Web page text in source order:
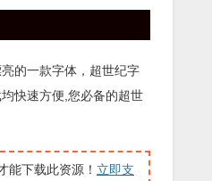
的一款字体，超世纪字
快速方便,您必备的超世
能下载此资源！ 立即支